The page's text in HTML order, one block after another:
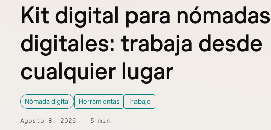
Kit digital para nómadas
digitales: trabaja desde
cualquier lugar
Nómada digital Herramientas Trabajo
Agosto 8, 2026 5 min